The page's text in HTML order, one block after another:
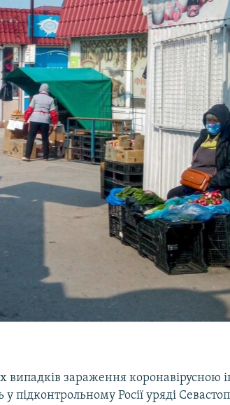
випадків зараження коронавірусною
підконтрольному Росії уряді